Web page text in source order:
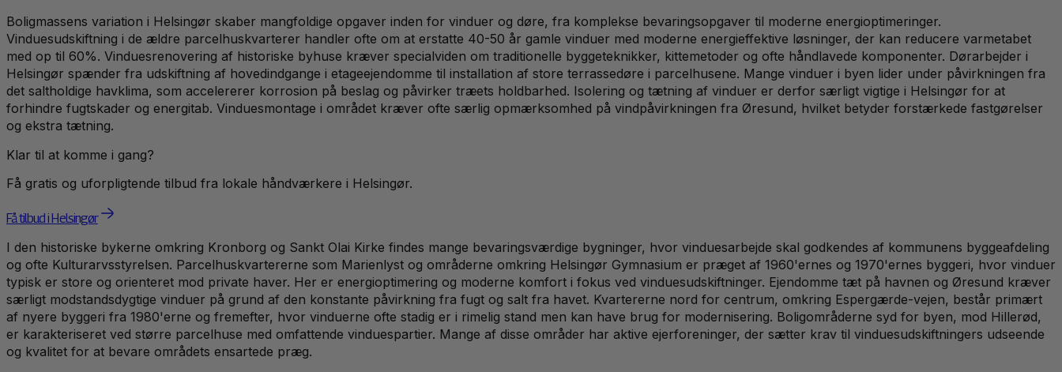
Boligmassens variation i Helsingør skaber mangfoldige opgaver inden for vinduer og døre, fra komplekse bevaringsopgaver til moderne energioptimeringer.
Vinduesudskiftning i de ældre parcelhuskvarterer handler ofte om at erstatte 40-50 år gamle vinduer med moderne energieffektive løsninger, der kan reducere varmetabet
med op til 60%. Vinduesrenovering af historiske byhuse kræver specialviden om traditionelle byggeteknikker, kittemetoder og ofte håndlavede komponenter. Dørarbejder i
Helsingør spænder fra udskiftning af hovedindgange i etageejendomme til installation af store terrassedøre i parcelhusene. Mange vinduer i byen lider under påvirkningen fra
det saltholdige havklima, som accelererer korrosion på beslag og påvirker træets holdbarhed. Isolering og tætning af vinduer er derfor særligt vigtige i Helsingør for at
forhindre fugtskader og energitab. Vinduesmontage i området kræver ofte særlig opmærksomhed på vindpåvirkningen fra Øresund, hvilket betyder forstærkede fastgørelser
og ekstra tætning.
Klar til at komme i gang?
Få gratis og uforpligtende tilbud fra lokale håndværkere i Helsingør.
Få tilbud i Helsingør
I den historiske bykerne omkring Kronborg og Sankt Olai Kirke findes mange bevaringsværdige bygninger, hvor vinduesarbejde skal godkendes af kommunens byggeafdeling
og ofte Kulturarvsstyrelsen. Parcelhuskvartererne som Marienlyst og områderne omkring Helsingør Gymnasium er præget af 1960'ernes og 1970'ernes byggeri, hvor vinduer
typisk er store og orienteret mod private haver. Her er energioptimering og moderne komfort i fokus ved vinduesudskiftninger. Ejendomme tæt på havnen og Øresund kræver
særligt modstandsdygtige vinduer på grund af den konstante påvirkning fra fugt og salt fra havet. Kvartererne nord for centrum, omkring Espergærde-vejen, består primært
af nyere byggeri fra 1980'erne og fremefter, hvor vinduerne ofte stadig er i rimelig stand men kan have brug for modernisering. Boligområderne syd for byen, mod Hillerød,
er karakteriseret ved større parcelhuse med omfattende vinduespartier. Mange af disse områder har aktive ejerforeninger, der sætter krav til vinduesudskiftningers udseende
og kvalitet for at bevare områdets ensartede præg.